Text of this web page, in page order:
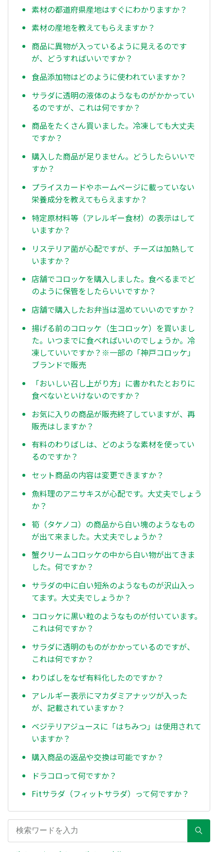
素材の都道府県産地はすぐにわかりますか？
素材の産地を教えてもらえますか？
商品に異物が入っているように見えるのです
が、どうすればいいですか？
食品添加物はどのように使われていますか？
サラダに透明の液体のようなものがかかってい
るのですが、これは何ですか？
商品をたくさん買いました。冷凍しても大丈夫
ですか？
購入した商品が足りません。どうしたらいいで
すか？
プライスカードやホームページに載っていない
栄養成分を教えてもらえますか？
特定原材料等（アレルギー食材）の表示はして
いますか？
リステリア菌が心配ですが、チーズは加熱して
いますか？
店舗でコロッケを購入しました。食べるまでど
のように保管をしたらいいですか？
店舗で購入したお弁当は温めていいのですか？
揚げる前のコロッケ（生コロッケ）を買いまし
た。いつまでに食べればいいのでしょうか。冷
凍していいですか？※一部の「神戸コロッケ」
ブランドで販売
「おいしい召し上がり方」に書かれたとおりに
食べないといけないのですか？
お気に入りの商品が販売終了していますが、再
販売はしますか？
有料のわりばしは、どのような素材を使ってい
るのですか？
セット商品の内容は変更できますか？
魚料理のアニサキスが心配です。大丈夫でしょう
か？
筍（タケノコ）の商品から白い塊のようなもの
が出て来ました。大丈夫でしょうか？
蟹クリームコロッケの中から白い物が出てきま
した。何ですか？
サラダの中に白い短糸のようなものが沢山入っ
てます。大丈夫でしょうか？
コロッケに黒い粒のようなものが付いています。
これは何ですか？
サラダに透明のものがかかっているのですが、
これは何ですか？
わりばしをなぜ有料化したのですか？
アレルギー表示にマカダミアナッツが入った
が、記載されていますか？
ベジテリアジュースに「はちみつ」は使用されて
いますか？
購入商品の返品や交換は可能ですか？
ドラコロって何ですか？
Fitサラダ（フィットサラダ）って何ですか？